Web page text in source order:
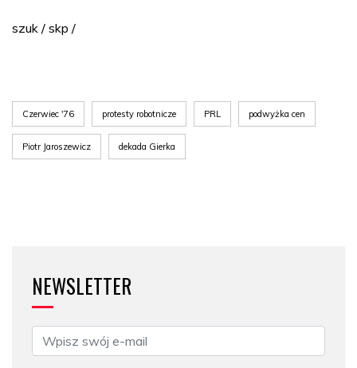
szuk / skp /
Czerwiec '76 protesty robotnicze PRL podwyżka cen
Piotr Jaroszewicz dekada Gierka
NEWSLETTER